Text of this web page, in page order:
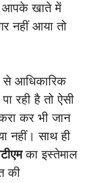
खाते में
नहीं आया तो
आधिकारिक
रही है तो ऐसी
कर भी जान
नहीं। साथ ही
का इस्तेमाल
की